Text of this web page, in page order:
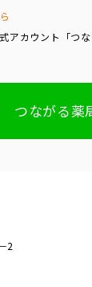
アカウント「つ
つながる薬
2